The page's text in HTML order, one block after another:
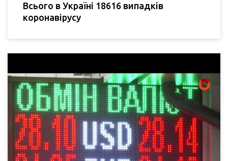
Всього в Україні 18616 випадків
коронавірусу